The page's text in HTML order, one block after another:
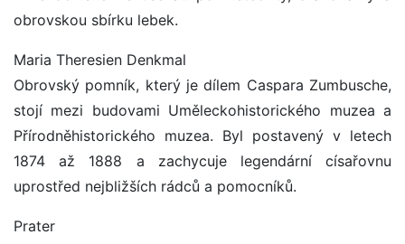
obrovskou sbírku lebek.
Maria Theresien Denkmal
Obrovský pomník, který je dílem Caspara Zumbusche,
stojí mezi budovami Uměleckohistorického muzea a
Přírodněhistorického muzea. Byl postavený v letech
1874 až 1888 a zachycuje legendární císařovnu
uprostřed nejbližších rádců a pomocníků.
Prater